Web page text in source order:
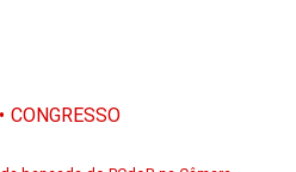
CONGRESSO